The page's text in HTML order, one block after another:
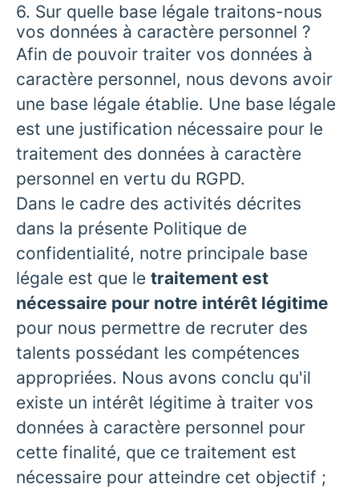
6. Sur quelle base légale traitons-nous
vos données à caractère personnel ?
Afin de pouvoir traiter vos données à
caractère personnel, nous devons avoir
une base légale établie. Une base légale
est une justification nécessaire pour le
traitement des données à caractère
personnel en vertu du RGPD.
Dans le cadre des activités décrites
dans la présente Politique de
confidentialité, notre principale base
légale est que le traitement est
nécessaire pour notre intérêt légitime
pour nous permettre de recruter des
talents possédant les compétences
appropriées. Nous avons conclu qu'il
existe un intérêt légitime à traiter vos
données à caractère personnel pour
cette finalité, que ce traitement est
nécessaire pour atteindre cet objectif ;